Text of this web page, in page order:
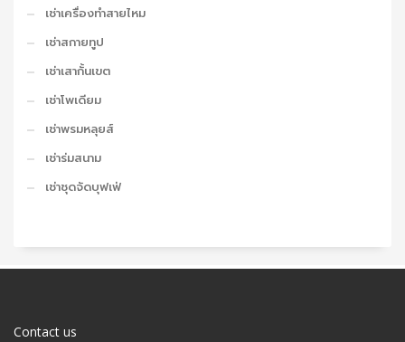
เช่าเครื่องทำสายไหม
เช่าสกายทูป
เช่าเสากั้นเขต
เช่าโพเดียม
เช่าพรมหลุยส์
เช่าร่มสนาม
เช่าชุดจัดบุฟเฟ่
Contact us